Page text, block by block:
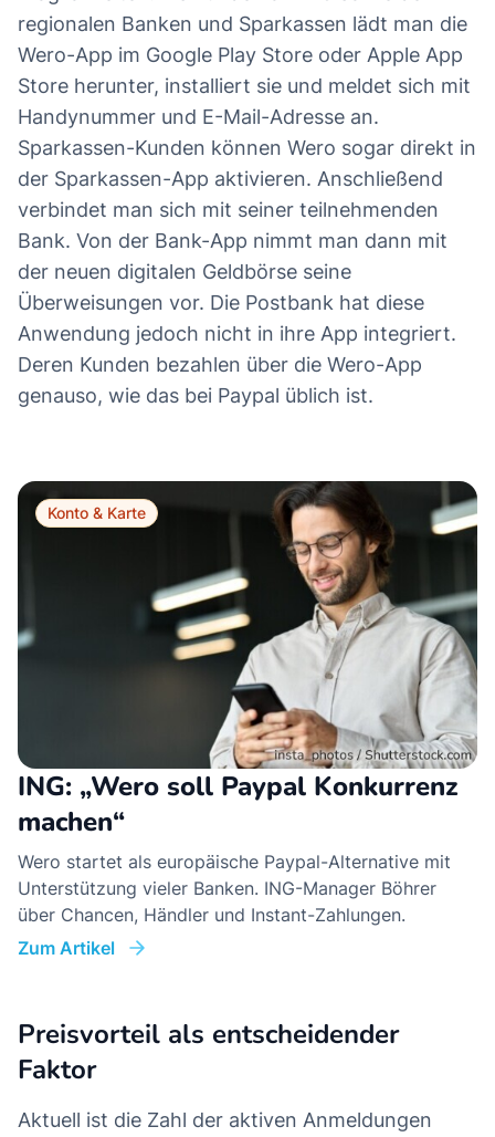
regionalen Banken und Sparkassen lädt man die
Wero-App im Google Play Store oder Apple App
Store herunter, installiert sie und meldet sich mit
Handynummer und E-Mail-Adresse an.
Sparkassen-Kunden können Wero sogar direkt in
der Sparkassen-App aktivieren. Anschließend
verbindet man sich mit seiner teilnehmenden
Bank. Von der Bank-App nimmt man dann mit
der neuen digitalen Geldbörse seine
Überweisungen vor. Die Postbank hat diese
Anwendung jedoch nicht in ihre App integriert.
Deren Kunden bezahlen über die Wero-App
genauso, wie das bei Paypal üblich ist.
Konto & Karte
ING: „Wero soll Paypal Konkurrenz
machen“
Wero startet als europäische Paypal-Alternative mit
Unterstützung vieler Banken. ING-Manager Böhrer
über Chancen, Händler und Instant-Zahlungen.
Zum Artikel
Preisvorteil als entscheidender
Faktor
Aktuell ist die Zahl der aktiven Anmeldungen